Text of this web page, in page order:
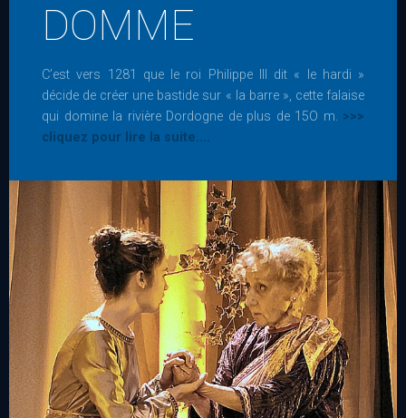
DOMME
C’est vers 1281 que le roi Philippe III dit « le hardi »
décide de créer une bastide sur « la barre », cette falaise
qui domine la rivière Dordogne de plus de 15O m. >>>
cliquez pour lire la suite....